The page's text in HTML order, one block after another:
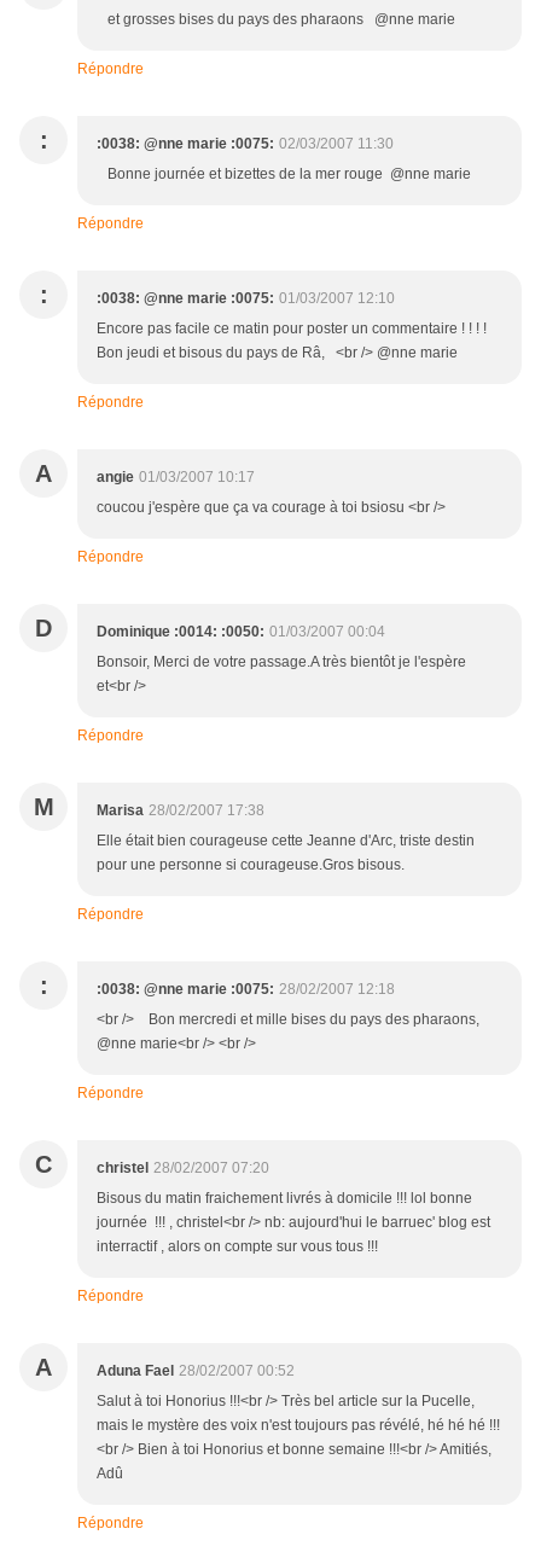
et grosses bises du pays des pharaons @nne marie
Répondre
: :0038: @nne marie :0075: 02/03/2007 11:30
Bonne journée et bizettes de la mer rouge @nne marie
Répondre
: :0038: @nne marie :0075: 01/03/2007 12:10
Encore pas facile ce matin pour poster un commentaire ! ! ! !
Bon jeudi et bisous du pays de Râ, <br /> @nne marie
Répondre
A angie 01/03/2007 10:17
coucou j'espère que ça va courage à toi bsiosu <br />
Répondre
D Dominique :0014: :0050: 01/03/2007 00:04
Bonsoir, Merci de votre passage.A très bientôt je l'espère
et<br />
Répondre
M Marisa 28/02/2007 17:38
Elle était bien courageuse cette Jeanne d'Arc, triste destin
pour une personne si courageuse.Gros bisous.
Répondre
: :0038: @nne marie :0075: 28/02/2007 12:18
<br /> Bon mercredi et mille bises du pays des pharaons,
@nne marie<br /> <br />
Répondre
C christel 28/02/2007 07:20
Bisous du matin fraichement livrés à domicile !!! lol bonne
journée !!! , christel<br /> nb: aujourd'hui le barruec' blog est
interractif , alors on compte sur vous tous !!!
Répondre
A Aduna Fael 28/02/2007 00:52
Salut à toi Honorius !!!<br /> Très bel article sur la Pucelle,
mais le mystère des voix n'est toujours pas révélé, hé hé hé !!!
<br /> Bien à toi Honorius et bonne semaine !!!<br /> Amitiés,
Adû
Répondre